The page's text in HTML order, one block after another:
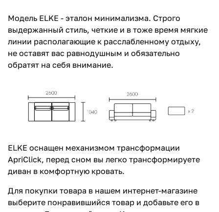
Модель ELKE - эталон минимализма. Строго
выдержанный стиль, четкие и в тоже время мягкие
линии располагающие к расслабленному отдыху,
не оставят вас равнодушным и обязательно
обратят на себя внимание.
ELKE оснащен механизмом трансформации
ApriClick, перед сном вы легко трансформируете
диван в комфортную кровать.
Для покупки товара в нашем интернет-магазине
выберите понравившийся товар и добавьте его в